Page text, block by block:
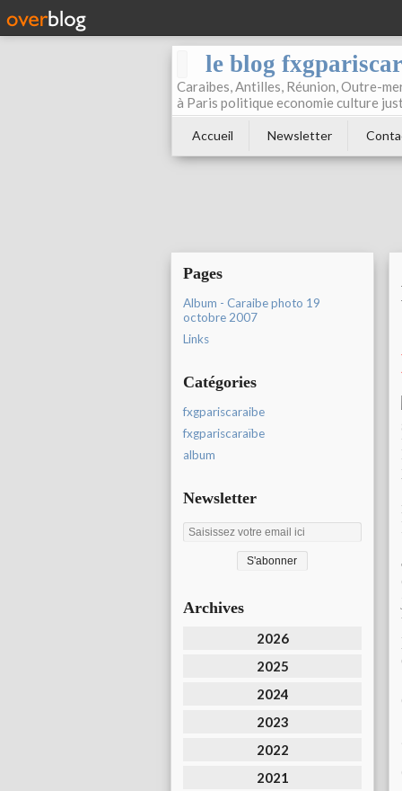
le blog
Caraibes, Antilles, Réunion, Outre-
à Paris politique economie culture
Accueil Newsletter
Pages
Album - Caraibe photo 19
octobre 2007
Links
Catégories
fxgpariscaraibe
fxgpariscaraïbe
album
Newsletter
Archives
2026
2025
2024
2023
2022
2021